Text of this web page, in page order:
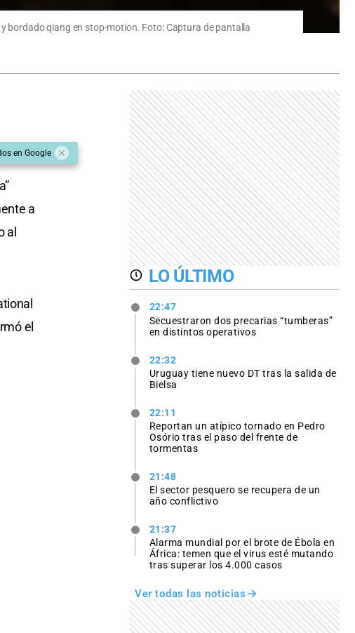
bordado qiang en stop-motion. Foto: Captura de pantalla
en Google
a
al
el
LO ÚLTIMO
22:47
Secuestraron dos precarias “tumberas”
en distintos operativos
22:32
Uruguay tiene nuevo DT tras la salida de
Bielsa
22:11
Reportan un atípico tornado en Pedro
Osório tras el paso del frente de
tormentas
21:48
El sector pesquero se recupera de un
año conflictivo
21:37
Alarma mundial por el brote de Ébola en
África: temen que el virus esté mutando
tras superar los 4.000 casos
Ver todas las noticias